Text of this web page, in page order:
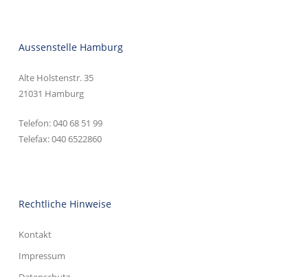
Aussenstelle Hamburg
Alte Holstenstr. 35
21031 Hamburg
Telefon:040 68 51 99
Telefax: 040 6522860
Rechtliche Hinweise
Kontakt
Impressum